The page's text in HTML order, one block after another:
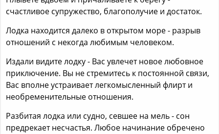
счастливое супружество, благополучие и достаток.
Лодка находится далеко в открытом море - разрыв
отношений с некогда любимым человеком.
Издали видите лодку - Вас увлечет новое любовное
приключение. Вы не стремитесь к постоянной связи,
Вас вполне устраивает легкомысленный флирт и
необременительные отношения.
Разбитая лодка или судно, севшее на мель - сон
предрекает несчастья. Любое начинание обречено